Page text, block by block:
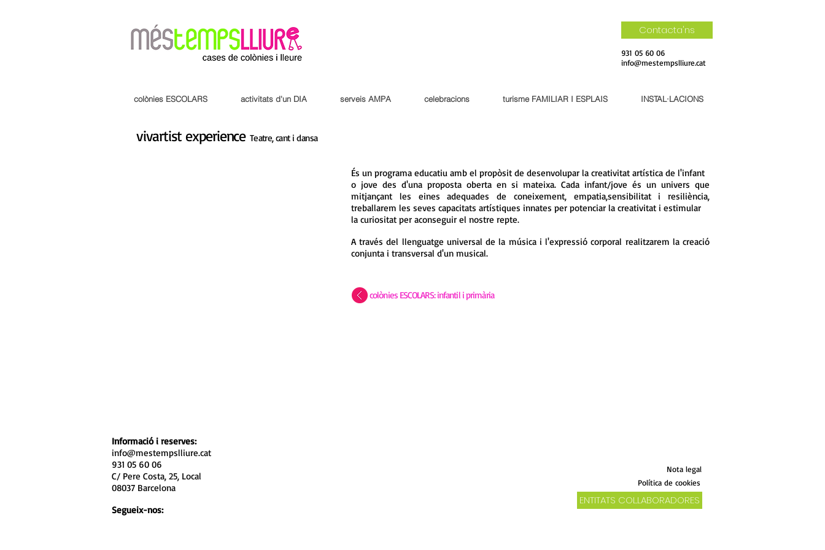
Contacta'ns
931 05 60 06
info@mestempslliure.cat
colònies ESCOLARS activitats d'un DIA serveis AMPA celebracions turisme FAMILIAR I ESPLAIS INSTAL·LACIONS
vivartist experience Teatre, cant i dansa
És un programa educatiu amb el propòsit de desenvolupar la creativitat artística de l'infant
o jove des d'una proposta oberta en si mateixa. Cada infant/jove és un univers que
mitjançant les eines adequades de coneixement, empatia,sensibilitat i resiliència,
treballarem les seves capacitats artístiques innates per potenciar la creativitat i estimular
la curiositat per aconseguir el nostre repte.
A través del llenguatge universal de la música i l'expressió corporal realitzarem la creació
conjunta i transversal d'un musical.
colònies ESCOLARS: infantil i primària
Informació i reserves:
info@mestempslliure.cat
931 05 60 06
C/ Pere Costa, 25, Local
08037 Barcelona
Segueix-nos:
Nota legal
Política de cookies
ENTITATS COL.LABORADORES